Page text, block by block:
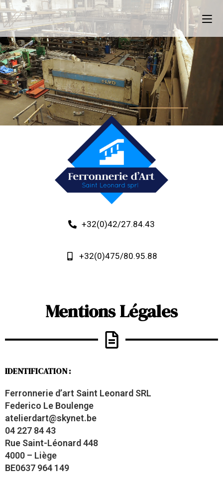
+32(0)42/27.84.43
+32(0)475/80.95.88
Mentions Légales
IDENTIFICATION :
Ferronnerie d’art Saint Leonard SRL
Federico Le Boulenge
atelierdart@skynet.be
04 227 84 43
Rue Saint-Léonard 448
4000 – Liège
BE0637 964 149